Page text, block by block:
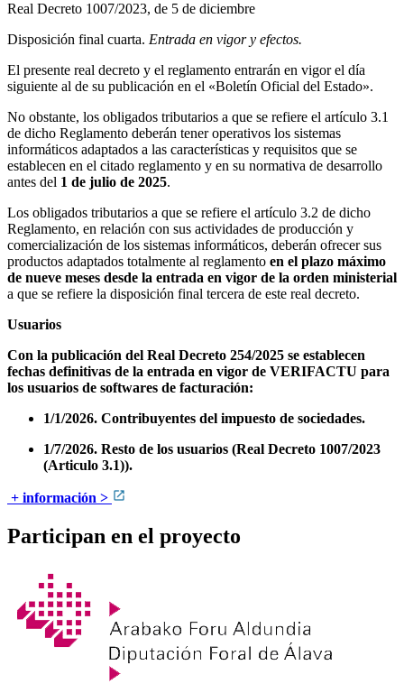
Real Decreto 1007/2023, de 5 de diciembre
Disposición final cuarta. Entrada en vigor y efectos.
El presente real decreto y el reglamento entrarán en vigor el día
siguiente al de su publicación en el «Boletín Oficial del Estado».
No obstante, los obligados tributarios a que se refiere el artículo 3.1
de dicho Reglamento deberán tener operativos los sistemas
informáticos adaptados a las características y requisitos que se
establecen en el citado reglamento y en su normativa de desarrollo
antes del 1 de julio de 2025.
Los obligados tributarios a que se refiere el artículo 3.2 de dicho
Reglamento, en relación con sus actividades de producción y
comercialización de los sistemas informáticos, deberán ofrecer sus
productos adaptados totalmente al reglamento en el plazo máximo
de nueve meses desde la entrada en vigor de la orden ministerial
a que se refiere la disposición final tercera de este real decreto.
Usuarios
Con la publicación del Real Decreto 254/2025 se establecen
fechas definitivas de la entrada en vigor de VERIFACTU para
los usuarios de softwares de facturación:
1/1/2026. Contribuyentes del impuesto de sociedades.
1/7/2026. Resto de los usuarios (Real Decreto 1007/2023
(Articulo 3.1)).
+ información >
Participan en el proyecto